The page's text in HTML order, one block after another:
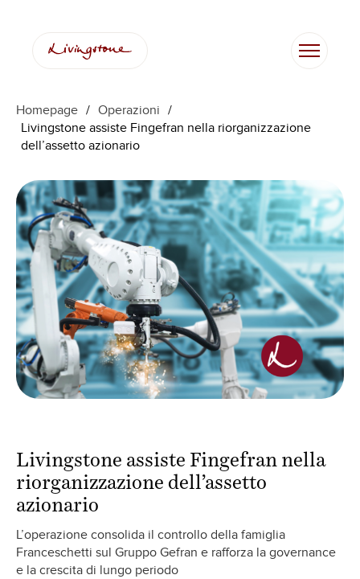
Homepage / Operazioni /
Livingstone assiste Fingefran nella riorganizzazione
dell’assetto azionario
Livingstone assiste Fingefran nella
riorganizzazione dell’assetto
azionario
L’operazione consolida il controllo della famiglia
Franceschetti sul Gruppo Gefran e rafforza la governance
e la crescita di lungo periodo